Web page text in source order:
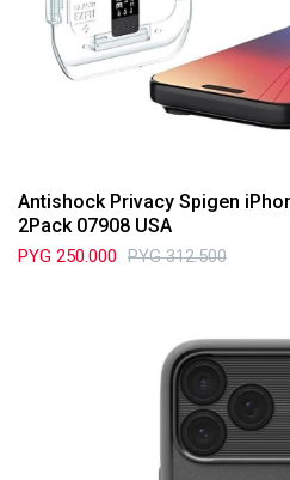
Antishock Privacy Spigen
2Pack 07908 USA
PYG 250.000 PYG 312.500